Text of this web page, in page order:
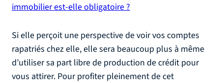
immobilier est-elle obligatoire ?
Si elle perçoit une perspective de voir vos comptes
rapatriés chez elle, elle sera beaucoup plus à même
d’utiliser sa part libre de production de crédit pour
vous attirer. Pour profiter pleinement de cet